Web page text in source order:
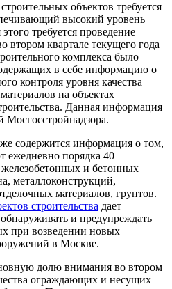
объектов требуется
высокий уровень
требуется проведение
втором квартале текущего года
комплекса было
в себе информацию о
контроля уровня качества
на объектах
Данная информация
Мосгосстройнадзора.
содержится информация о том,
ежедневно порядка 40
и бетонных
металлоконструкций,
материалов, грунтов.
строительства дает
и предупреждать
при возведении новых
в Москве.
долю внимания во втором
ограждающих и несущих